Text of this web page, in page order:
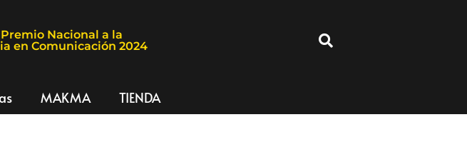
Nacional a la
en Comunicación 2024
MAKMA TIENDA